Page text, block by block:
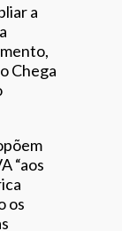
a
Chega
“aos
os